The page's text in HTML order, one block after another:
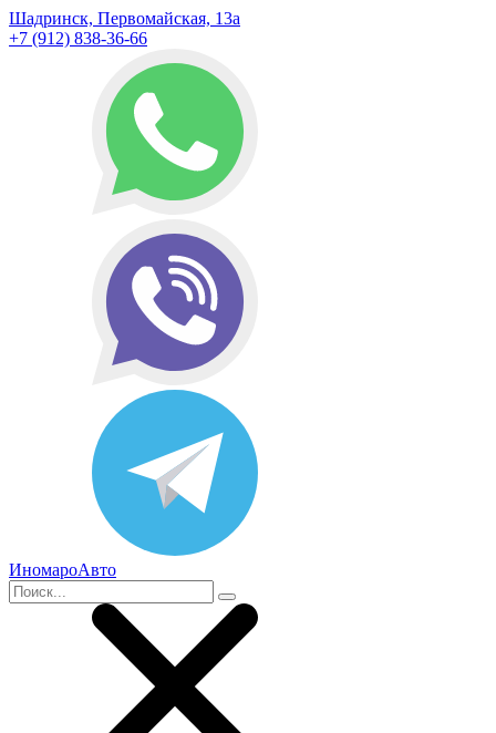
Шадринск, Первомайская, 13а
+7 (912) 838-36-66
ИномароАвто